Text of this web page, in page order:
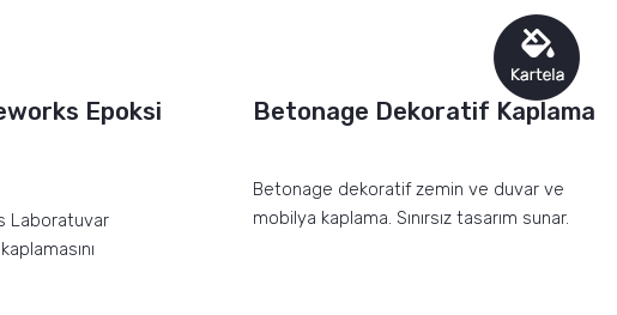
Epoksi
Laboratuvar
Betonage Dekoratif Kaplama
Betonage dekoratif zemin ve duvar ve
mobilya kaplama. Sınırsız tasarım sunar.